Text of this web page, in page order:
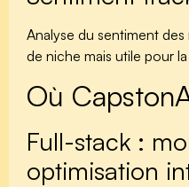
Analyse du sentiment
de niche mais utile pour
Où
Full-stack :
optimisation